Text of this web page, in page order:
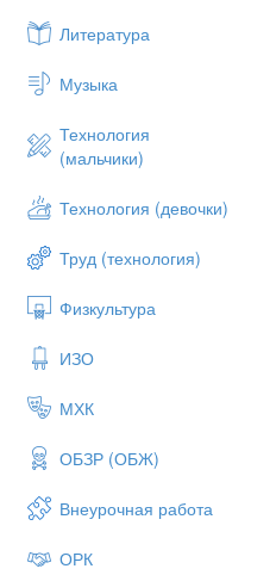
Литература
Музыка
Технология
(мальчики)
Технология (девочки)
Труд (технология)
Физкультура
ИЗО
МХК
ОБЗР (ОБЖ)
Внеурочная работа
ОРК